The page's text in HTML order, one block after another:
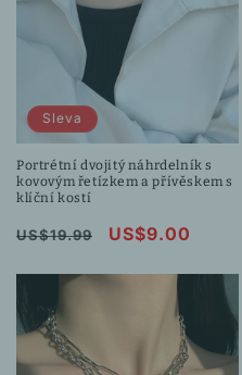
Sleva
Portrétní dvojitý náhrdelník s
kovovým řetízkem a přívěskem s
klíční kostí
Běžná
US$19.99
Výprodejová
US$9.00